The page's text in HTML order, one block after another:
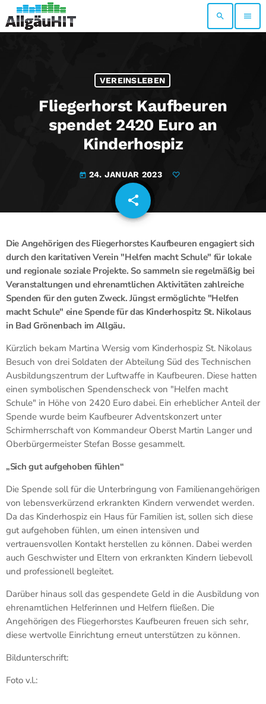
search menu
VEREINSLEBEN
Fliegerhorst Kaufbeuren
spendet 2420 Euro an
Kinderhospiz
today 24. JANUAR 2023
share
email
Die Angehörigen des Fliegerhorstes Kaufbeuren engagiert sich
durch den karitativen Verein "Helfen macht Schule" für lokale
und regionale soziale Projekte. So sammeln sie regelmäßig bei
Veranstaltungen und ehrenamtlichen Aktivitäten zahlreiche
Spenden für den guten Zweck. Jüngst ermöglichte "Helfen
macht Schule" eine Spende für das Kinderhospitz St. Nikolaus
in Bad Grönenbach im Allgäu.
Kürzlich bekam Martina Wersig vom Kinderhospiz St. Nikolaus
Besuch von drei Soldaten der Abteilung Süd des Technischen
Ausbildungszentrum der Luftwaffe in Kaufbeuren. Diese hatten
einen symbolischen Spendenscheck von "Helfen macht
Schule" in Höhe von 2420 Euro dabei. Ein erheblicher Anteil der
Spende wurde beim Kaufbeurer Adventskonzert unter
Schirmherrschaft von Kommandeur Oberst Martin Langer und
Oberbürgermeister Stefan Bosse gesammelt.
„Sich gut aufgehoben fühlen“
Die Spende soll für die Unterbringung von Familienangehörigen
von lebensverkürzend erkrankten Kindern verwendet werden.
Da das Kinderhospiz ein Haus für Familien ist, sollen sich diese
gut aufgehoben fühlen, um einen intensiven und
vertrauensvollen Kontakt herstellen zu können. Dabei werden
auch Geschwister und Eltern von erkrankten Kindern liebevoll
und professionell begleitet.
Darüber hinaus soll das gespendete Geld in die Ausbildung von
ehrenamtlichen Helferinnen und Helfern fließen. Die
Angehörigen des Fliegerhorstes Kaufbeuren freuen sich sehr,
diese wertvolle Einrichtung erneut unterstützen zu können.
Bildunterschrift:
Foto v.l.: